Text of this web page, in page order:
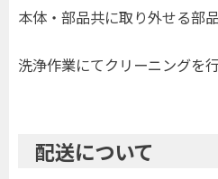
本体・部品共に取り外せる部
洗浄作業にてクリーニングを
配送について